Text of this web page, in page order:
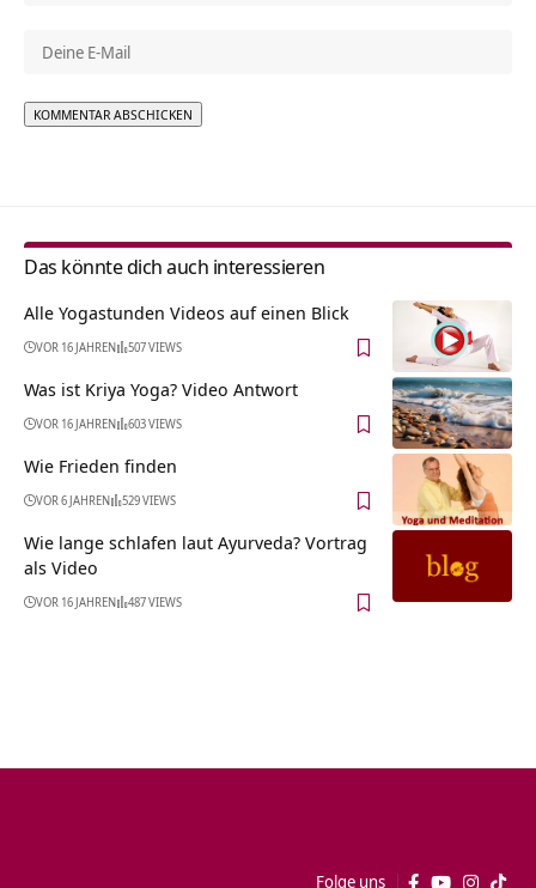
Das könnte dich auch interessieren
Alle Yogastunden Videos auf einen Blick
VOR 16 JAHREN 507 VIEWS
Was ist Kriya Yoga? Video Antwort
VOR 16 JAHREN 603 VIEWS
Wie Frieden finden
VOR 6 JAHREN 529 VIEWS
Wie lange schlafen laut Ayurveda? Vortrag
als Video
VOR 16 JAHREN 487 VIEWS
Folge uns